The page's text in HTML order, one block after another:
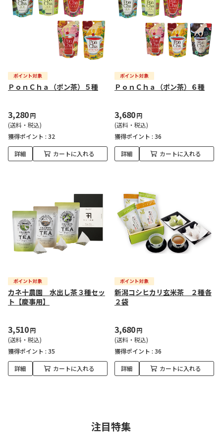
ＰｏｎＣｈａ（ポン茶）５種
3,280円
(送料・税込)
獲得ポイント : 32
詳細 カートに入れる
ＰｏｎＣｈａ（ポン茶）６種
3,680円
(送料・税込)
獲得ポイント : 36
詳細 カートに入れる
カネ十農園 水出し茶３種セッ
ト【慶事用】
3,510円
(送料・税込)
獲得ポイント : 35
詳細 カートに入れる
新潟コシヒカリ玄米茶 ２種各
２袋
3,680円
(送料・税込)
獲得ポイント : 36
詳細 カートに入れる
注目特集